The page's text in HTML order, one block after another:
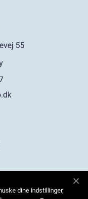
dine indstillinger,